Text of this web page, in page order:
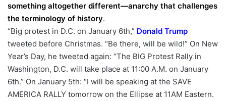
something altogether different—anarchy that challenges
the terminology of history.
“Big protest in D.C. on January 6th,” Donald Trump
tweeted before Christmas. “Be there, will be wild!” On New
Year’s Day, he tweeted again: “The BIG Protest Rally in
Washington, D.C. will take place at 11:00 A.M. on January
6th.” On January 5th: “I will be speaking at the SAVE
AMERICA RALLY tomorrow on the Ellipse at 11AM Eastern.